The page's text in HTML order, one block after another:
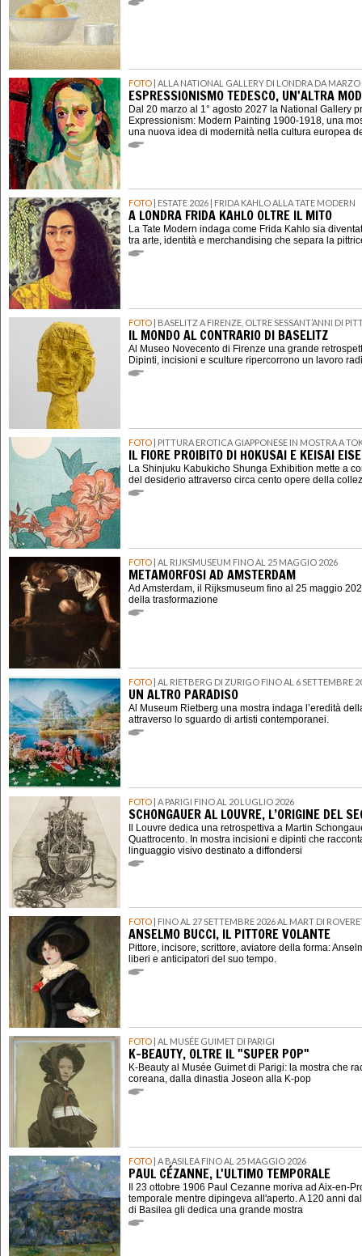
FOTO | ALLA NATIONAL GALLERY DI LONDRA DA
ESPRESSIONISMO TEDESCO, UN'ALTRA
Dal 20 marzo al 1° agosto 2027 la National Gallery
Expressionism: Modern Painting 1900-1918, una
una nuova idea di modernità nella cultura europea
FOTO | ESTATE 2026 | FRIDA KAHLO ALLA TATE MODERN
A LONDRA FRIDA KAHLO OLTRE IL MITO
La Tate Modern indaga come Frida Kahlo sia
tra arte, identità e merchandising che separa la
FOTO | BASELITZ A FIRENZE, OLTRE SESSANT’ANNI DI
IL MONDO AL CONTRARIO DI BASELITZ
Al Museo Novecento di Firenze una grande
Dipinti, incisioni e sculture ripercorrono un lavoro
FOTO | PITTURA EROTICA GIAPPONESE IN MOSTRA A
IL FIORE PROIBITO DI HOKUSAI E KEISAI
La Shinjuku Kabukicho Shunga Exhibition mette a
del desiderio attraverso circa cento opere della
FOTO | AL RIJKSMUSEUM FINO AL 25 MAGGIO 2026
METAMORFOSI AD AMSTERDAM
Ad Amsterdam, il Rijksmuseum fino al 25 maggio
della trasformazione
FOTO | AL RIETBERG DI ZURIGO FINO AL 6 SETTEMBRE
UN ALTRO PARADISO
Al Museum Rietberg una mostra indaga l’eredità
attraverso lo sguardo di artisti contemporanei.
FOTO | A PARIGI FINO AL 20 LUGLIO 2026
SCHONGAUER AL LOUVRE, L’ORIGINE DEL
Il Louvre dedica una retrospettiva a Martin
Quattrocento. In mostra incisioni e dipinti che
linguaggio visivo destinato a diffondersi
FOTO | FINO AL 27 SETTEMBRE 2026 AL MART DI
ANSELMO BUCCI, IL PITTORE VOLANTE
Pittore, incisore, scrittore, aviatore della forma:
liberi e anticipatori del suo tempo.
FOTO | AL MUSÉE GUIMET DI PARIGI
K-BEAUTY, OLTRE IL "SUPER POP"
K-Beauty al Musée Guimet di Parigi: la mostra che
coreana, dalla dinastia Joseon alla K-pop
FOTO | A BASILEA FINO AL 25 MAGGIO 2026
PAUL CÉZANNE, L'ULTIMO TEMPORALE
Il 23 ottobre 1906 Paul Cezanne moriva ad Aix-en-
temporale mentre dipingeva all'aperto. A 120 anni
di Basilea gli dedica una grande mostra